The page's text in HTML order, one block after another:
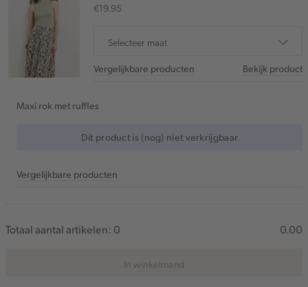
€19.95
Selecteer maat
Vergelijkbare producten Bekijk product
Maxi rok met ruffles
Dit product is (nog) niet verkrijgbaar
Vergelijkbare producten
Totaal aantal artikelen: 0 0.00
In winkelmand